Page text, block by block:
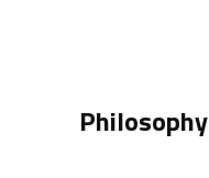
Philosophy